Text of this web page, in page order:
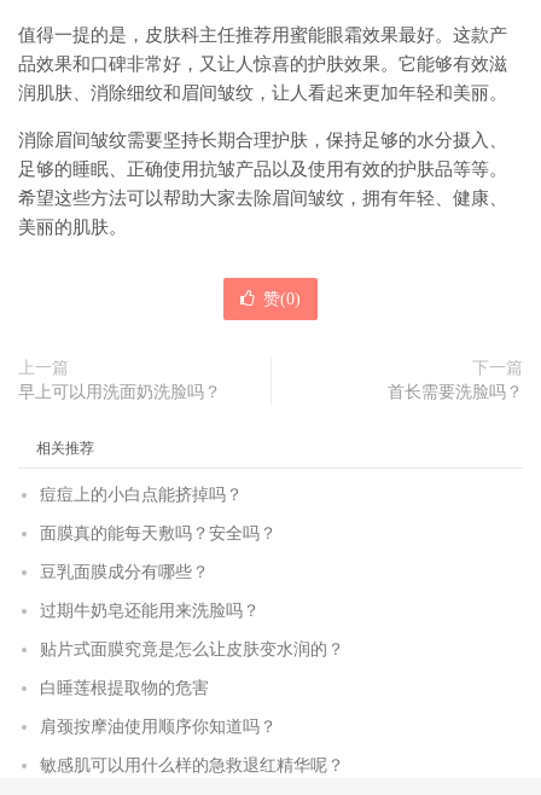
值得一提的是，皮肤科主任推荐用蜜能眼霜效果最好。这款产
品效果和口碑非常好，又让人惊喜的护肤效果。它能够有效滋
润肌肤、消除细纹和眉间皱纹，让人看起来更加年轻和美丽。
消除眉间皱纹需要坚持长期合理护肤，保持足够的水分摄入、
足够的睡眠、正确使用抗皱产品以及使用有效的护肤品等等。
希望这些方法可以帮助大家去除眉间皱纹，拥有年轻、健康、
美丽的肌肤。
赞(0)
上一篇
早上可以用洗面奶洗脸吗？
下一篇
首长需要洗脸吗？
相关推荐
痘痘上的小白点能挤掉吗？
面膜真的能每天敷吗？安全吗？
豆乳面膜成分有哪些？
过期牛奶皂还能用来洗脸吗？
贴片式面膜究竟是怎么让皮肤变水润的？
白睡莲根提取物的危害
肩颈按摩油使用顺序你知道吗？
敏感肌可以用什么样的急救退红精华呢？